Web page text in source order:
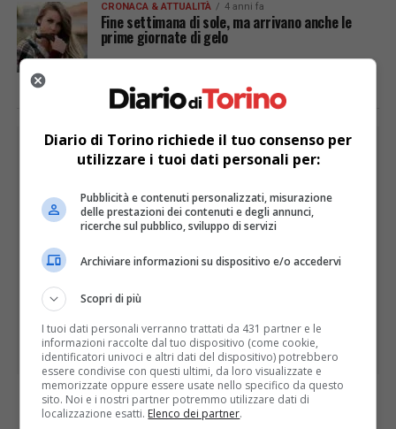
CRONACA & ATTUALITÀ 4 anni fa
Fine settimana di sole, ma arrivano anche le
prime giornate di gelo
PUBBLICITÀ
I PIÙ LETTI ULTIME
Diario di Torino richiede il tuo consenso per
utilizzare i tuoi dati personali per:
Pubblicità e contenuti personalizzati, misurazione
delle prestazioni dei contenuti e degli annunci,
ricerche sul pubblico, sviluppo di servizi
Archiviare informazioni su dispositivo e/o accedervi
Scopri di più
I tuoi dati personali verranno trattati da 431 partner e le
informazioni raccolte dal tuo dispositivo (come cookie,
identificatori univoci e altri dati del dispositivo) potrebbero
essere condivise con questi ultimi, da loro visualizzate e
memorizzate oppure essere usate nello specifico da questo
sito. Noi e i nostri partner potremmo utilizzare dati di
localizzazione esatti. Elenco dei partner.